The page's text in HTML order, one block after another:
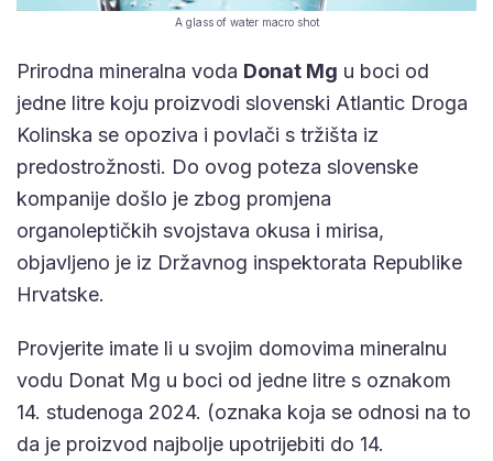
A glass of water macro shot
Prirodna mineralna voda Donat Mg u boci od
jedne litre koju proizvodi slovenski Atlantic Droga
Kolinska se opoziva i povlači s tržišta iz
predostrožnosti. Do ovog poteza slovenske
kompanije došlo je zbog promjena
organoleptičkih svojstava okusa i mirisa,
objavljeno je iz Državnog inspektorata Republike
Hrvatske.
Provjerite imate li u svojim domovima mineralnu
vodu Donat Mg u boci od jedne litre s oznakom
14. studenoga 2024. (oznaka koja se odnosi na to
da je proizvod najbolje upotrijebiti do 14.